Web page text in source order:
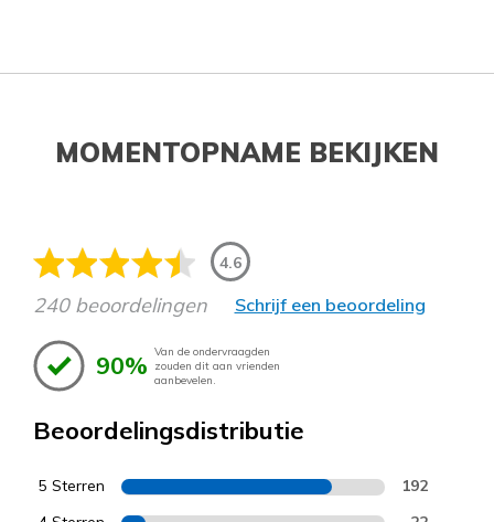
MOMENTOPNAME BEKIJKEN
4.6
240 beoordelingen Schrijf een beoordeling
90% Van de ondervraagden
zouden dit aan vrienden
aanbevelen.
Beoordelingsdistributie
5 Sterren 192